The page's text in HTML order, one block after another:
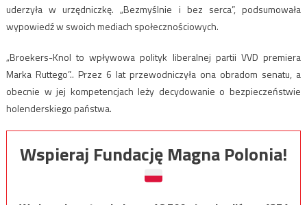
uderzyła w urzędniczkę. „Bezmyślnie i bez serca”, podsumowała
wypowiedź w swoich mediach społecznościowych.
„Broekers-Knol to wpływowa polityk liberalnej partii VVD premiera
Marka Ruttego”.. Przez 6 lat przewodniczyła ona obradom senatu, a
obecnie w jej kompetencjach leży decydowanie o bezpieczeństwie
holenderskiego państwa.
Wspieraj Fundację Magna Polonia!